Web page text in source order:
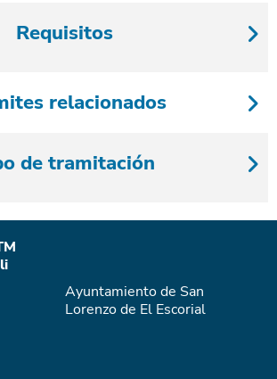
Requisitos
relacionados
de tramitación
Ayuntamiento de San
Lorenzo de El Escorial